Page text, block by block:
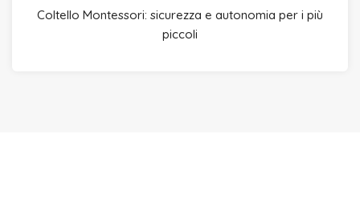
Coltello Montessori: sicurezza e autonomia per i più
piccoli